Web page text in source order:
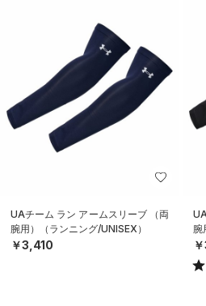
UAチーム ラン アームスリーブ （両
腕用）（ランニング/UNISEX）
￥3,410
腕